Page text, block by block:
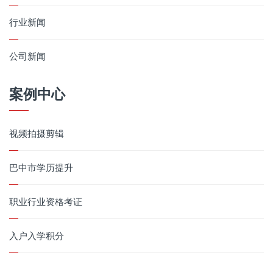
行业新闻
公司新闻
案例中心
视频拍摄剪辑
巴中市学历提升
职业行业资格考证
入户入学积分